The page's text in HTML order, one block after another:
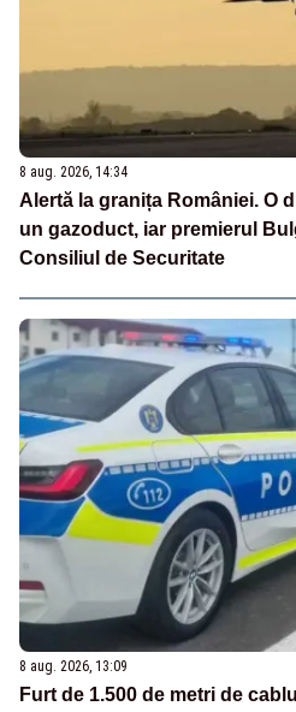
8 aug. 2026, 14:34
Alertă la granița României. O
un gazoduct, iar premierul
Consiliul de Securitate
8 aug. 2026, 13:09
Furt de 1.500 de metri de